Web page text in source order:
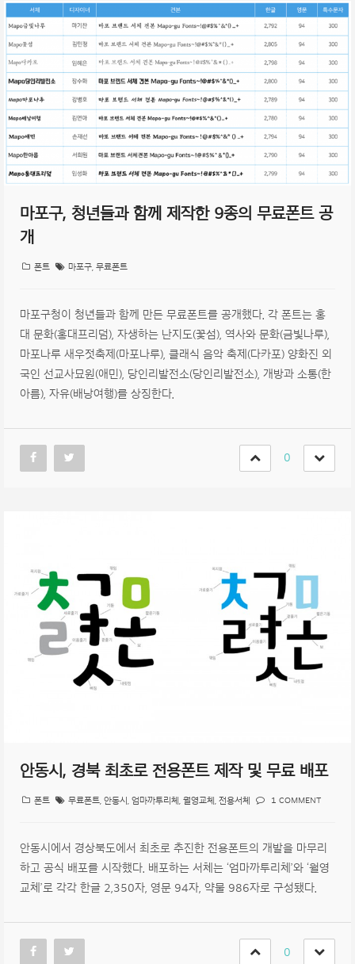
마포구, 청년들과 함께 제작한 9종의 무료폰트 공
개
폰트 마포구 무료폰트
마포구청이 청년들과 함께 만든 무료폰트를 공개했다. 각 폰트는 홍
대 문화(홍대프리덤), 자생하는 난지도(꽃섬), 역사와 문화(금빛나루),
마포나루 새우젓축제(마포나루), 클래식 음악 축제(다카포) 양화진 외
국인 선교사묘원(애민), 당인리발전소(당인리발전소), 개방과 소통(한
아름), 자유(배낭여행)를 상징한다.
0
안동시, 경북 최초로 전용폰트 제작 및 무료 배포
폰트 무료폰트 안동시 엄마까투리체 월영교체 전용서체 1 COMMENT
안동시에서 경상북도에서 최초로 추진한 전용폰트의 개발을 마무리
하고 공식 배포를 시작했다. 배포하는 서체는 ‘엄마까투리체’와 ‘월영
교체’로 각각 한글 2,350자, 영문 94자, 약물 986자로 구성됐다.
0